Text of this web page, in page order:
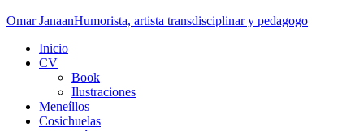
Omar JanaanHumorista, artista transdisciplinar y pedagogo
Inicio
CV
Book
Ilustraciones
Meneíllos
Cosichuelas